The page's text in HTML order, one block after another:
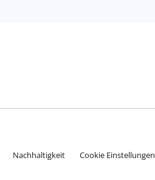
Nachhaltigkeit Cookie Einstellungen